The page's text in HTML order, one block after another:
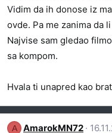
Vidim da ih donose iz
ovde. Pa me zanima da
Najvise sam gledao
sa kompom.
Hvala ti unapred kao
A AmarokMN72